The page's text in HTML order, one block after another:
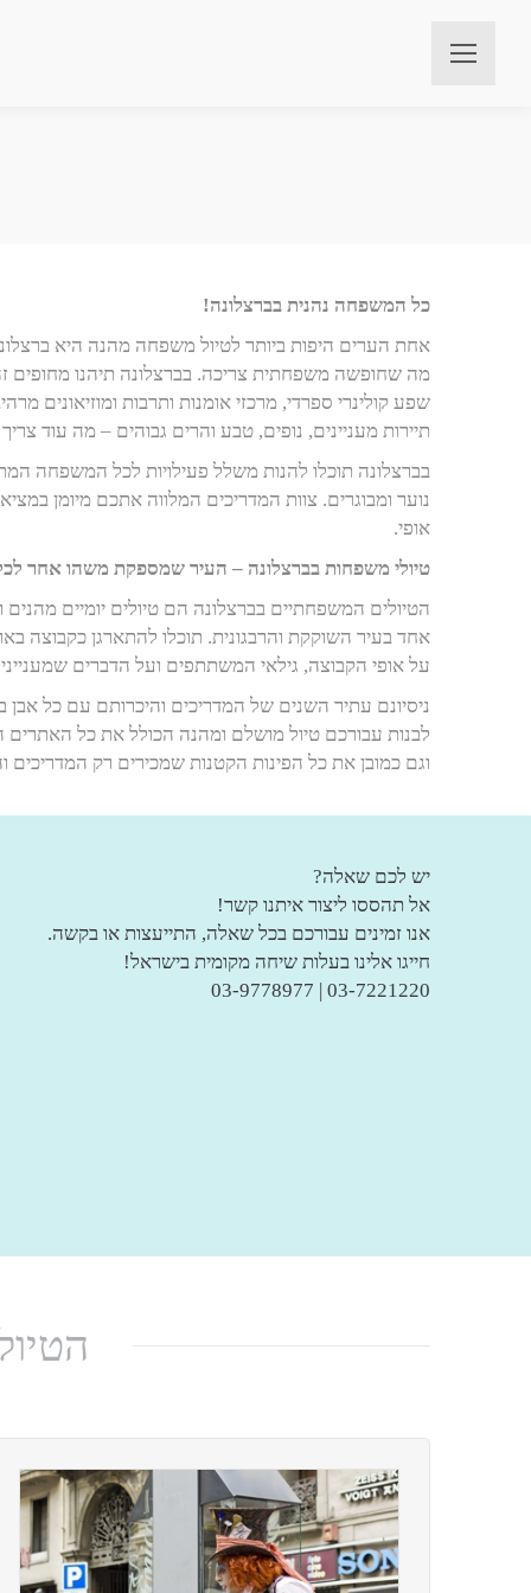
כל המשפחה נהנית בברצלונה!
אחת הערים היפות ביותר לטיול משפחה מהנה היא
מה שחופשה משפחתית צריכה. בברצלונה תיהנו מחופים
שפע קולינרי ספרדי, מרכזי אומנות ותרבות ומוזיאונים
תיירות מעניינים, נופים, טבע והרים גבוהים – מה עוד
בברצלונה תוכלו להנות משלל פעילויות לכל המשפחה
נוער ומבוגרים. צוות המדריכים המלווה אתכם מיומן
אופי.
טיולי משפחות בברצלונה – העיר שמספקת משהו אחר
הטיולים המשפחתיים בברצלונה הם טיולים יומיים
אחד בעיר השוקקת והרבגונית. תוכלו להתארגן כקבוצה
על אופי הקבוצה, גילאי המשתתפים ועל הדברים
ניסיונם עתיר השנים של המדריכים והיכרותם עם כל אבן
לבנות עבורכם טיול מושלם ומהנה הכולל את כל האתרים
וגם כמובן את כל הפינות הקטנות שמכירים רק המדריכים
יש לכם שאלה?
אל תהססו ליצור איתנו קשר!
אנו זמינים עבורכם בכל שאלה, התייעצות או בקשה.
חייגו אלינו בעלות שיחה מקומית בישראל!
03-7221220 | 03-9778977